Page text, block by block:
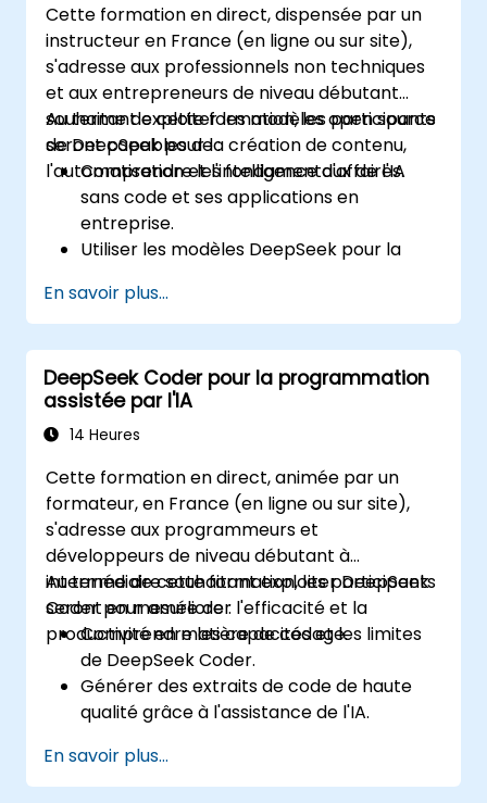
Cette formation en direct, dispensée par un
instructeur en France (en ligne ou sur site),
s'adresse aux professionnels non techniques
et aux entrepreneurs de niveau débutant
souhaitant exploiter les modèles open source
de DeepSeek pour la création de contenu,
l'automatisation et l'intelligence d'affaires.
Au terme de cette formation, les participants
seront capables de :
Comprendre les fondamentaux de l'IA
sans code et ses applications en
entreprise.
Utiliser les modèles DeepSeek pour la
l'automatisation.
Intégrer des outils d'IA dans les flux de
travail existants à l'aide de plateformes
telles que Zapier, Make et Notion.
Analyser les données commerciales et
générer des insights actionnables grâce à
Élaborer des stratégies pilotées par l'IA
pour améliorer la productivité et la prise
de décision.
En savoir plus...
DeepSeek Coder pour la programmation
assistée par l'IA
14 Heures
Cette formation en direct, animée par un
formateur, en France (en ligne ou sur site),
s'adresse aux programmeurs et
développeurs de niveau débutant à
intermédiaire souhaitant exploiter DeepSeek
Coder pour améliorer l'efficacité et la
productivité en matière de codage.
Au terme de cette formation, les participants
seront en mesure de :
Comprendre les capacités et les limites
de DeepSeek Coder.
Générer des extraits de code de haute
qualité grâce à l'assistance de l'IA.
débogage et l'optimisation du code.
Automatiser des tâches de
En savoir plus...